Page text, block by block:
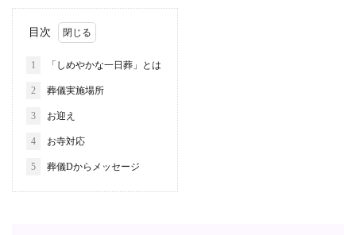
目次
1 「しめやかな一日葬」とは
2 葬儀実施場所
3 お迎え
4 お寺対応
5 葬儀Dからメッセージ